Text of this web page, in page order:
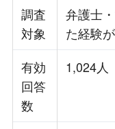
調査
対象
弁護士
た経験
有効
回答
数
1,024人